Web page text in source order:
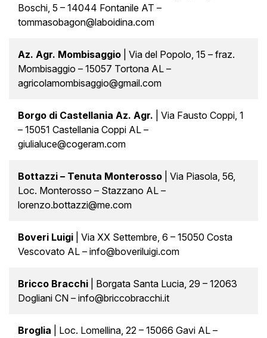
Boschi, 5 – 14044 Fontanile AT –
tommasobagon@laboidina.com
Az. Agr. Mombisaggio | Via del Popolo, 15 – fraz.
Mombisaggio – 15057 Tortona AL –
agricolamombisaggio@gmail.com
Borgo di Castellania Az. Agr. | Via Fausto Coppi, 1
– 15051 Castellania Coppi AL –
giulialuce@cogeram.com
Bottazzi – Tenuta Monterosso | Via Piasola, 56,
Loc. Monterosso – Stazzano AL –
lorenzo.bottazzi@me.com
Boveri Luigi | Via XX Settembre, 6 – 15050 Costa
Vescovato AL – info@boveriluigi.com
Bricco Bracchi | Borgata Santa Lucia, 29 – 12063
Dogliani CN – info@briccobracchi.it
Broglia | Loc. Lomellina, 22 – 15066 Gavi AL –